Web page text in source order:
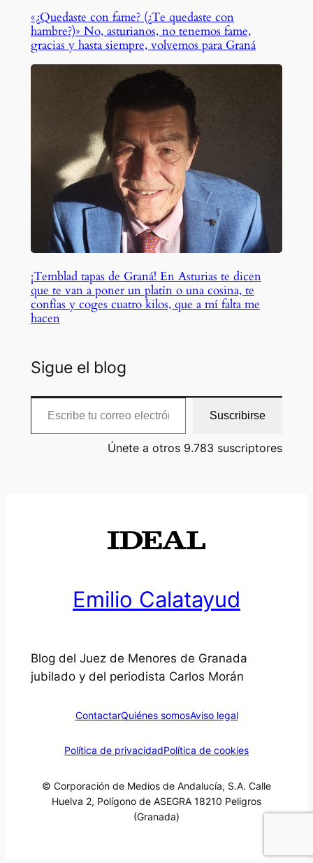
«¿Quedaste con fame? (¿Te quedaste con
hambre?)» No, asturianos, no tenemos fame,
gracias y hasta siempre, volvemos para Graná
¡Temblad tapas de Graná! En Asturias te dicen
que te van a poner un platín o una cosina, te
confías y coges cuatro kilos, que a mí falta me
hacen
Sigue el blog
Escribe tu correo electrónico…
Suscribirse
Únete a otros 9.783 suscriptores
Emilio Calatayud
Blog del Juez de Menores de Granada
jubilado y del periodista Carlos Morán
ContactarQuiénes somosAviso legal
Política de privacidadPolítica de cookies
© Corporación de Medios de Andalucía, S.A. Calle
Huelva 2, Polígono de ASEGRA 18210 Peligros
(Granada)